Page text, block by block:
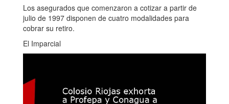
Los asegurados que comenzaron a cotizar a partir de
julio de 1997 disponen de cuatro modalidades para
cobrar su retiro.
El Imparcial